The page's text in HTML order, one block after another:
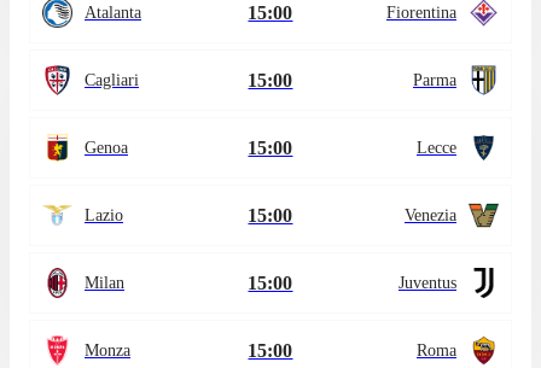
Atalanta 15:00 Fiorentina
Cagliari 15:00 Parma
Genoa 15:00 Lecce
Lazio 15:00 Venezia
Milan 15:00 Juventus
Monza 15:00 Roma